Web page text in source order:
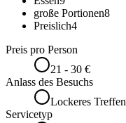
große Portionen8
Preislich4
Preis pro Person
21 - 30 €
Anlass des Besuchs
Lockeres Treffen
Servicetyp